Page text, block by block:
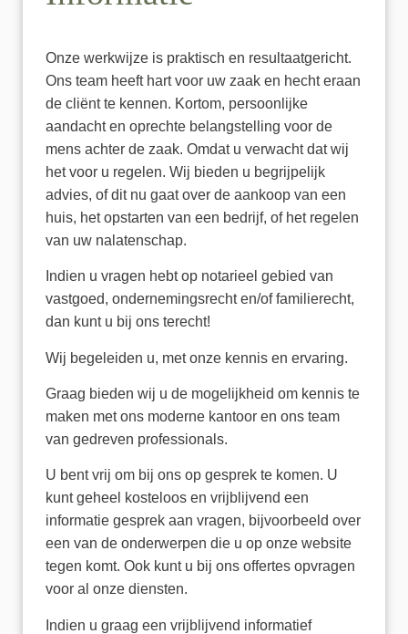
Onze werkwijze is praktisch en resultaatgericht.
Ons team heeft hart voor uw zaak en hecht eraan
de cliënt te kennen. Kortom, persoonlijke
aandacht en oprechte belangstelling voor de
mens achter de zaak. Omdat u verwacht dat wij
het voor u regelen. Wij bieden u begrijpelijk
advies, of dit nu gaat over de aankoop van een
huis, het opstarten van een bedrijf, of het regelen
van uw nalatenschap.
Indien u vragen hebt op notarieel gebied van
vastgoed, ondernemingsrecht en/of familierecht,
dan kunt u bij ons terecht!
Wij begeleiden u, met onze kennis en ervaring.
Graag bieden wij u de mogelijkheid om kennis te
maken met ons moderne kantoor en ons team
van gedreven professionals.
U bent vrij om bij ons op gesprek te komen. U
kunt geheel kosteloos en vrijblijvend een
informatie gesprek aan vragen, bijvoorbeeld over
een van de onderwerpen die u op onze website
tegen komt. Ook kunt u bij ons offertes opvragen
voor al onze diensten.
Indien u graag een vrijblijvend informatief